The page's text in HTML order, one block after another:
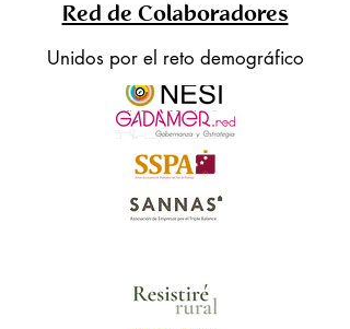
Red de Colaboradores
Unidos por el reto demográfico